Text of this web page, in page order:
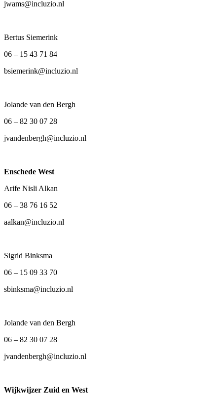
jwams@incluzio.nl
Bertus Siemerink
06 – 15 43 71 84
bsiemerink@incluzio.nl
Jolande van den Bergh
06 – 82 30 07 28
jvandenbergh@incluzio.nl
Enschede West
Arife Nisli Alkan
06 – 38 76 16 52
aalkan@incluzio.nl
Sigrid Binksma
06 – 15 09 33 70
sbinksma@incluzio.nl
Jolande van den Bergh
06 – 82 30 07 28
jvandenbergh@incluzio.nl
Wijkwijzer Zuid en West